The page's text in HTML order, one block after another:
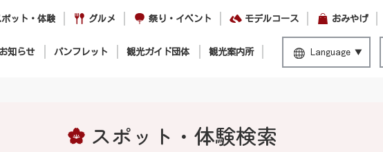
ポット・体験 グルメ 祭り・イベント モデルコース おみやげ
お知らせ パンフレット 観光ガイド団体 観光案内所 Language
スポット・体験検索